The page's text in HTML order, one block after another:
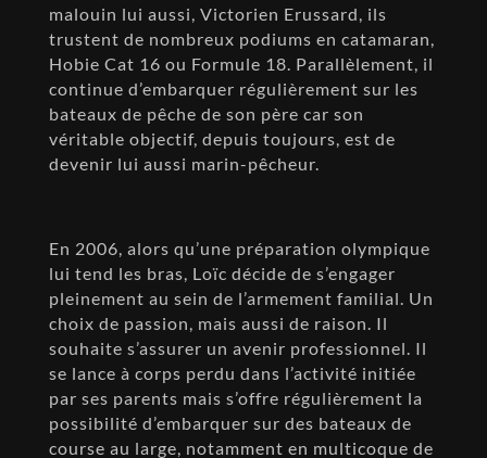
malouin lui aussi, Victorien Erussard, ils
trustent de nombreux podiums en catamaran,
Hobie Cat 16 ou Formule 18. Parallèlement, il
continue d’embarquer régulièrement sur les
bateaux de pêche de son père car son
véritable objectif, depuis toujours, est de
devenir lui aussi marin-pêcheur.
En 2006, alors qu’une préparation olympique
lui tend les bras, Loïc décide de s’engager
pleinement au sein de l’armement familial. Un
choix de passion, mais aussi de raison. Il
souhaite s’assurer un avenir professionnel. Il
se lance à corps perdu dans l’activité initiée
par ses parents mais s’offre régulièrement la
possibilité d’embarquer sur des bateaux de
course au large, notamment en multicoque de